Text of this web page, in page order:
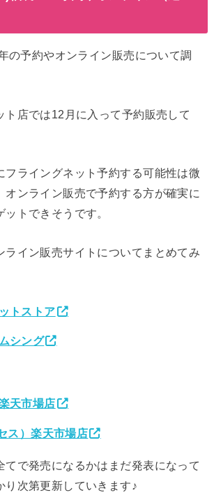
の予約やオンライン販売について調
ト店では12月に入って予約販売して
フライングネット予約する可能性は微
オンライン販売で予約する方が確実に
トできそうです。
ライン販売サイトについてまとめてみ
トストア
シング
天市場店
ス）楽天市場店
てで発売になるかはまだ発表になって
り次第更新していきます♪